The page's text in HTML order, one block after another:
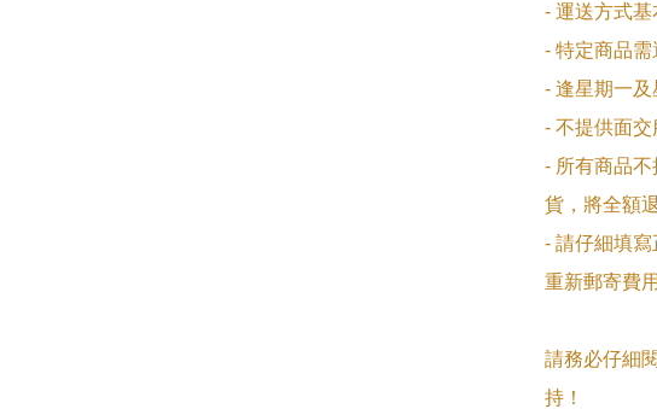
- 運送方式基
- 特定商品需
- 逢星期一及
- 不提供面交
- 所有商品
貨，將全額
- 請仔細填寫
重新郵寄費
請務必仔細
持！